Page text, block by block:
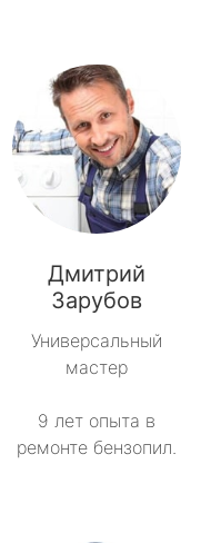
Дмитрий
Зарубов
Универсальный
мастер
9 лет опыта в
ремонте бензопил.